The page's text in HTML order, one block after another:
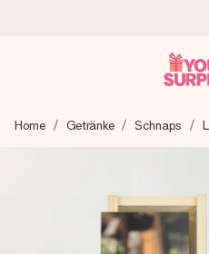
Wir bereiten dein Geschenk
blitzschnell – damit du es
4,8 (basierend auf
Home Getränke Schnaps